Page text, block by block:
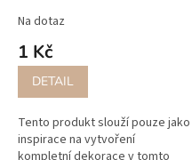
Na dotaz
1 Kč
DETAIL
Tento produkt slouží pouze jako
inspirace na vytvoření
kompletní dekorace v tomto